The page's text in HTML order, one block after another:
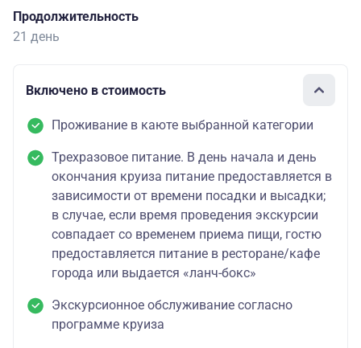
Продолжительность
21 день
Включено в стоимость
Проживание в каюте выбранной категории
Трехразовое питание. В день начала и день
окончания круиза питание предоставляется в
зависимости от времени посадки и высадки;
в случае, если время проведения экскурсии
совпадает со временем приема пищи, гостю
предоставляется питание в ресторане/кафе
города или выдается «ланч-бокс»
Экскурсионное обслуживание согласно
программе круиза